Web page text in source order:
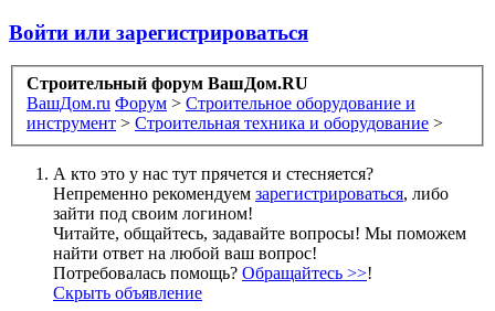
Войти или зарегистрироваться
Строительный форум ВашДом.RU
ВашДом.ru Форум > Строительное оборудование и
инструмент > Строительная техника и оборудование >
А кто это у нас тут прячется и стесняется?
Непременно рекомендуем зарегистрироваться, либо
зайти под своим логином!
Читайте, общайтесь, задавайте вопросы! Мы поможем
найти ответ на любой ваш вопрос!
Потребовалась помощь? Обращайтесь >>!
Скрыть объявление